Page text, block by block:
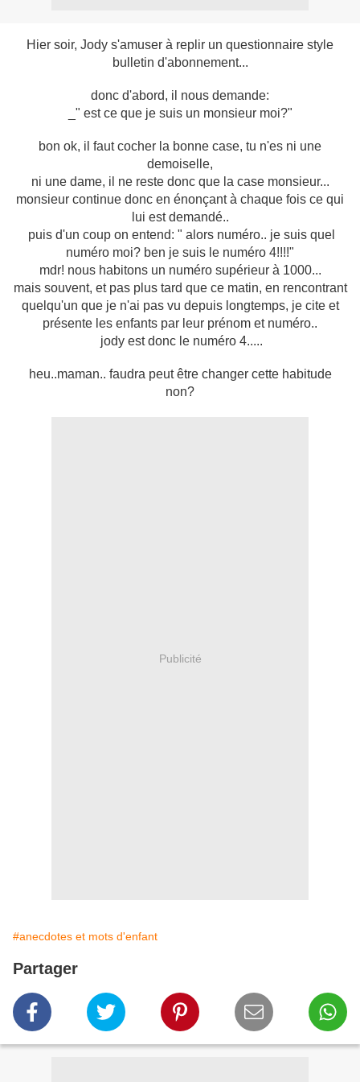
Hier soir, Jody s'amuser à replir un questionnaire style
bulletin d'abonnement...
donc d'abord, il nous demande:
_" est ce que je suis un monsieur moi?"
bon ok, il faut cocher la bonne case, tu n'es ni une
demoiselle,
ni une dame, il ne reste donc que la case monsieur...
monsieur continue donc en énonçant à chaque fois ce qui
lui est demandé..
puis d'un coup on entend: " alors numéro.. je suis quel
numéro moi? ben je suis le numéro 4!!!!"
mdr! nous habitons un numéro supérieur à 1000...
mais souvent, et pas plus tard que ce matin, en rencontrant
quelqu'un que je n'ai pas vu depuis longtemps, je cite et
présente les enfants par leur prénom et numéro..
jody est donc le numéro 4.....
heu..maman.. faudra peut être changer cette habitude
non?
Publicité
#anecdotes et mots d'enfant
Partager